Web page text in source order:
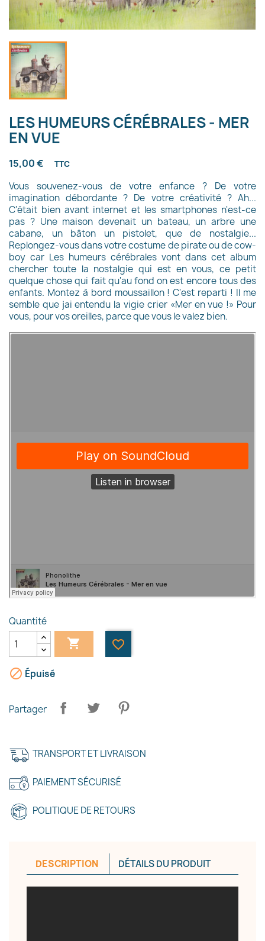
LES HUMEURS CÉRÉBRALES - MER
EN VUE
15,00 € TTC
Vous souvenez-vous de votre enfance ? De votre
imagination débordante ? De votre créativité ? Ah...
C'était bien avant internet et les smartphones n'est-ce
pas ? Une maison devenait un bateau, un arbre une
cabane, un bâton un pistolet, que de nostalgie...
Replongez-vous dans votre costume de pirate ou de cow-
boy car Les humeurs cérébrales vont dans cet album
chercher toute la nostalgie qui est en vous, ce petit
quelque chose qui fait qu'au fond on est encore tous des
enfants. Montez à bord moussaillon ! C'est reparti ! Il me
semble que jai entendu la vigie crier «Mer en vue !» Pour
vous, pour vos oreilles, parce que vous le valez bien.
Quantité
 favorite_border
 Épuisé
Partager
TRANSPORT ET LIVRAISON
PAIEMENT SÉCURISÉ
POLITIQUE DE RETOURS
DESCRIPTION DÉTAILS DU PRODUIT
Créer une liste d'envies